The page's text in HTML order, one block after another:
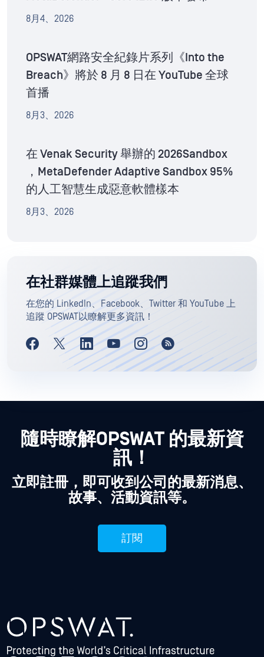
8月4、2026
OPSWAT網路安全紀錄片系列《Into the
Breach》將於 8 月 8 日在 YouTube 全球
首播
8月3、2026
在 Venak Security 舉辦的 2026Sandbox
，MetaDefender Adaptive Sandbox 95%
的人工智慧生成惡意軟體樣本
8月3、2026
在社群媒體上追蹤我們
在您的 LinkedIn、Facebook、Twitter 和 YouTube 上
追蹤 OPSWAT以瞭解更多資訊！
隨時瞭解OPSWAT 的最新資
訊！
立即註冊，即可收到公司的最新消息、
故事、活動資訊等。
訂閱